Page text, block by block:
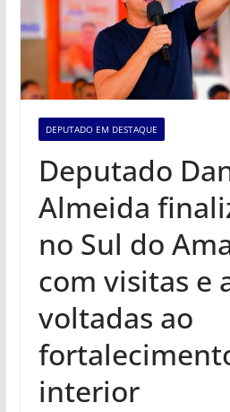
DEPUTADO EM DESTAQUE
Deputado
Almeida
no Sul do
com visitas e
voltadas ao
interior